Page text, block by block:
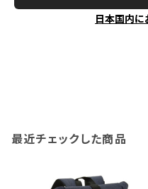
日本国内に
最近チェックした商品